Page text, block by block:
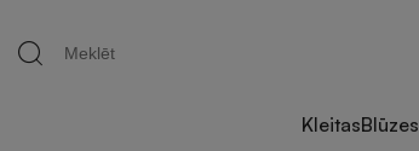
KleitasBlūzes